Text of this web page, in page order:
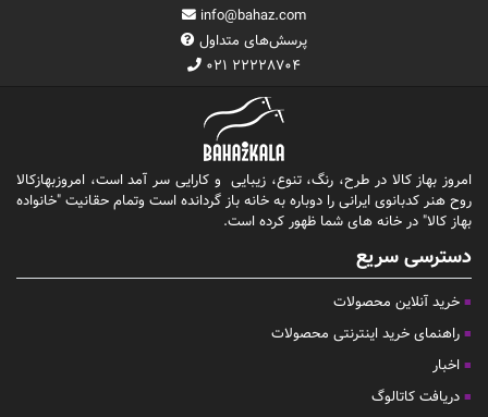
info@bahaz.com
پرسش‌های متداول
۰۲۱ ۲۲۲۲۸۷۰۴
امروز بهاز کالا در طرح، رنگ، تنوع، زیبایی و کارایی سر آمد است، امروزبهازکالا
روح هنر کدبانوی ایرانی را دوباره به خانه باز گردانده است وتمام حقانیت "خانواده
بهاز کالا" در خانه های شما ظهور کرده است.
دسترسی سریع
خرید آنلاین محصولات
راهنمای خرید اینترنتی محصولات
اخبار
دریافت کاتالوگ